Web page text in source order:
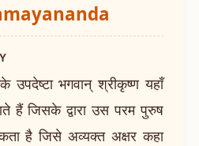
भगवान् श्रीकृष्ण यहाँ
हैं जिसके द्वारा उस परम पुरुष
है जिसे अव्यक्त अक्षर कहा